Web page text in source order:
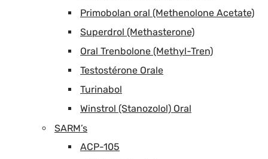
Primobolan oral (Methenolone Acetate)
Superdrol (Methasterone)
Oral Trenbolone (Methyl-Tren)
Testostérone Orale
Turinabol
Winstrol (Stanozolol) Oral
SARM’s
ACP-105